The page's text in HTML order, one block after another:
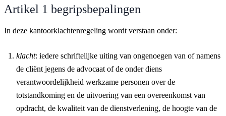
Artikel 1 begripsbepalingen
In deze kantoorklachtenregeling wordt verstaan onder:
klacht: iedere schriftelijke uiting van ongenoegen van of namens
de cliënt jegens de advocaat of de onder diens
verantwoordelijkheid werkzame personen over de
totstandkoming en de uitvoering van een overeenkomst van
opdracht, de kwaliteit van de dienstverlening, de hoogte van de